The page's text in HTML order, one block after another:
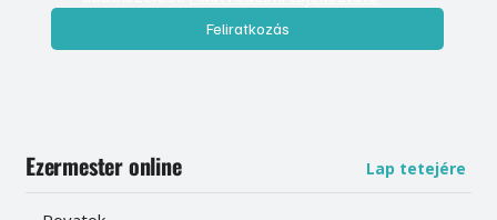
Feliratkozás
Ezermester online Lap tetejére